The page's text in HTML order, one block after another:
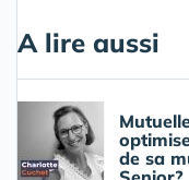
A lire aussi
de sa